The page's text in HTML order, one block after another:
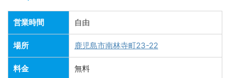
営業時間 自由
場所 鹿児島市南林寺町23-22
料金 無料